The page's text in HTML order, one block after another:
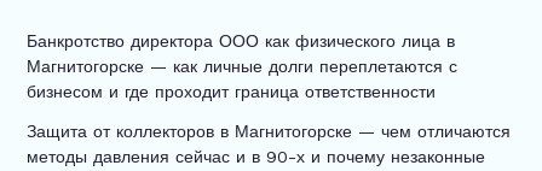
Банкротство директора ООО как физического лица в
Магнитогорске — как личные долги переплетаются с
бизнесом и где проходит граница ответственности
Защита от коллекторов в Магнитогорске — чем отличаются
методы давления сейчас и в 90-х и почему незаконные